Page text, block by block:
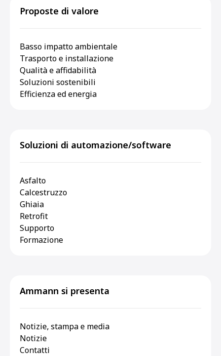
Proposte di valore
Basso impatto ambientale
Trasporto e installazione
Qualità e affidabilità
Soluzioni sostenibili
Efficienza ed energia
Soluzioni di automazione/software
Asfalto
Calcestruzzo
Ghiaia
Retrofit
Supporto
Formazione
Ammann si presenta
Notizie, stampa e media
Notizie
Contatti